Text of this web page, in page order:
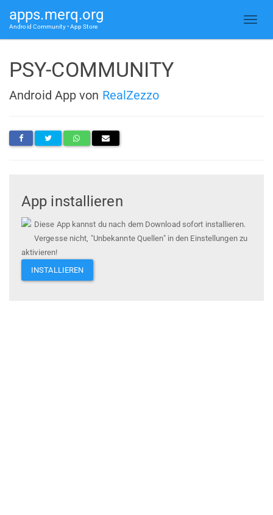
apps.merq.org
Android Community • App Store
PSY-COMMUNITY
Android App von RealZezzo
App installieren
Diese App kannst du nach dem Download sofort installieren.
Vergesse nicht, "Unbekannte Quellen" in den Einstellungen zu
aktivieren!
INSTALLIEREN